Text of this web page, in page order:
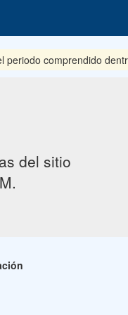
comprendido dentro de
del sitio